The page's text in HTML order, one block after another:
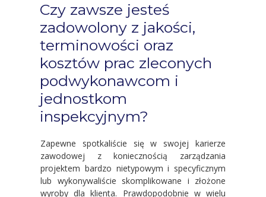
Czy zawsze jesteś
zadowolony z jakości,
terminowości oraz
kosztów prac zleconych
podwykonawcom i
jednostkom
inspekcyjnym?
Zapewne spotkaliście się w swojej karierze
zawodowej z koniecznością zarządzania
projektem bardzo nietypowym i specyficznym
lub wykonywaliście skomplikowane i złożone
wyroby dla klienta. Prawdopodobnie w wielu